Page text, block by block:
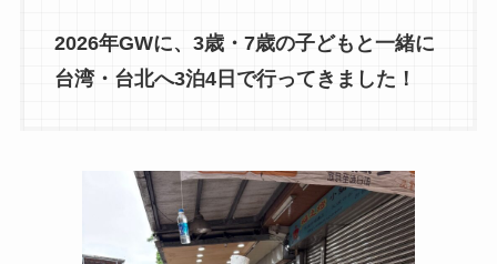
2026年GWに、3歳・7歳の子どもと一緒に
台湾・台北へ3泊4日で行ってきました！